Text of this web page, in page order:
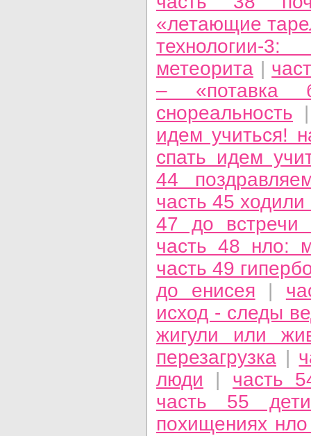
«летающие
технологии-3:
метеорита |
– «потавка
снореальность
|
идем учиться!
спать идем
44
часть 45
47 до
часть 48 нло:
часть 49
до енисея
|
исход - следы
жигули или
перезагрузка |
люди
|
часть
часть 55
похищениях